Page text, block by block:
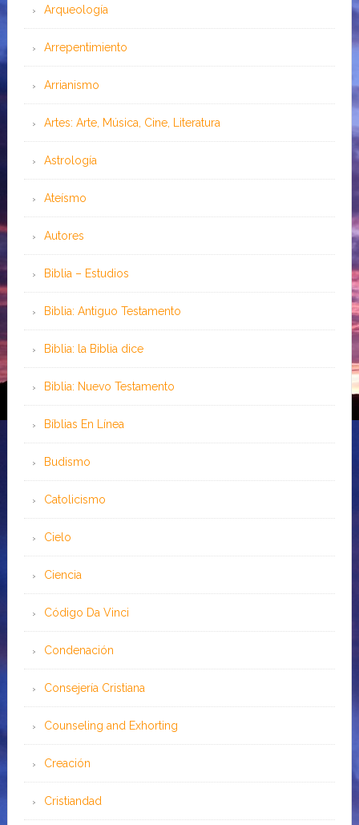
Arqueología
Arrepentimiento
Arrianismo
Artes: Arte, Música, Cine, Literatura
Astrología
Ateísmo
Autores
Biblia – Estudios
Biblia: Antiguo Testamento
Biblia: la Biblia dice
Biblia: Nuevo Testamento
Bíblias En Línea
Budismo
Catolicismo
Cielo
Ciencia
Código Da Vinci
Condenación
Consejería Cristiana
Counseling and Exhorting
Creación
Cristiandad